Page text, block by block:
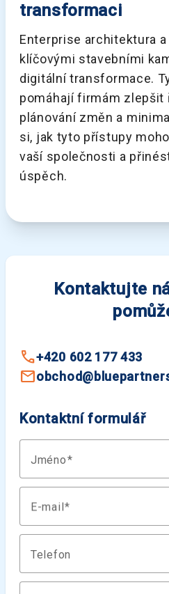
transformaci
Enterprise architektura
klíčovými stavebními
digitální transformace.
pomáhají firmám zlepšit
plánování změn a
si, jak tyto přístupy
vaší společnosti a
úspěch.
Kontaktujte
+420 602 177 433
Kontaktní formulář
Jméno
E-mail
Telefon